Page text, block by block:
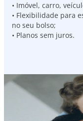
• Imóvel, carro,
• Flexibilidade para
no seu bolso;
• Planos sem juros.